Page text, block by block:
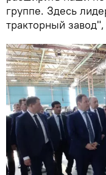
группе. Здесь
тракторный